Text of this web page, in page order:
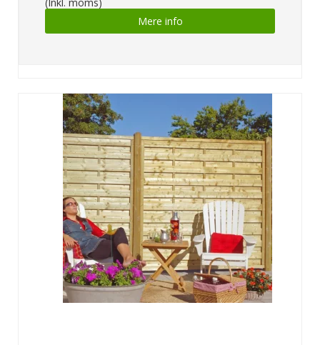
Mere info